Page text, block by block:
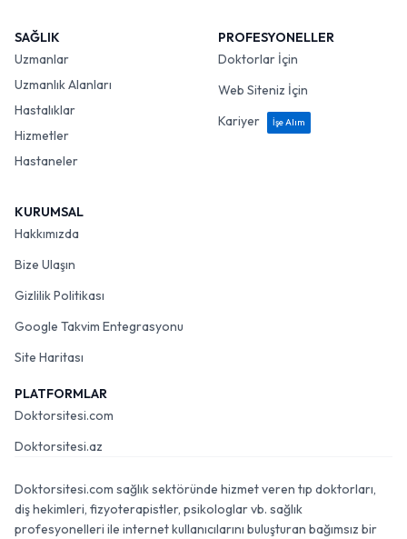
SAĞLIK
Uzmanlar
Uzmanlık Alanları
Hastalıklar
Hizmetler
Hastaneler
PROFESYONELLER
Doktorlar İçin
Web Siteniz İçin
Kariyer
İşe Alım
KURUMSAL
Hakkımızda
Bize Ulaşın
Gizlilik Politikası
Google Takvim Entegrasyonu
Site Haritası
PLATFORMLAR
Doktorsitesi.com
Doktorsitesi.az
Doktorsitesi.com sağlık sektöründe hizmet veren tıp doktorları,
diş hekimleri, fizyoterapistler, psikologlar vb. sağlık
profesyonelleri ile internet kullanıcılarını buluşturan bağımsız bir